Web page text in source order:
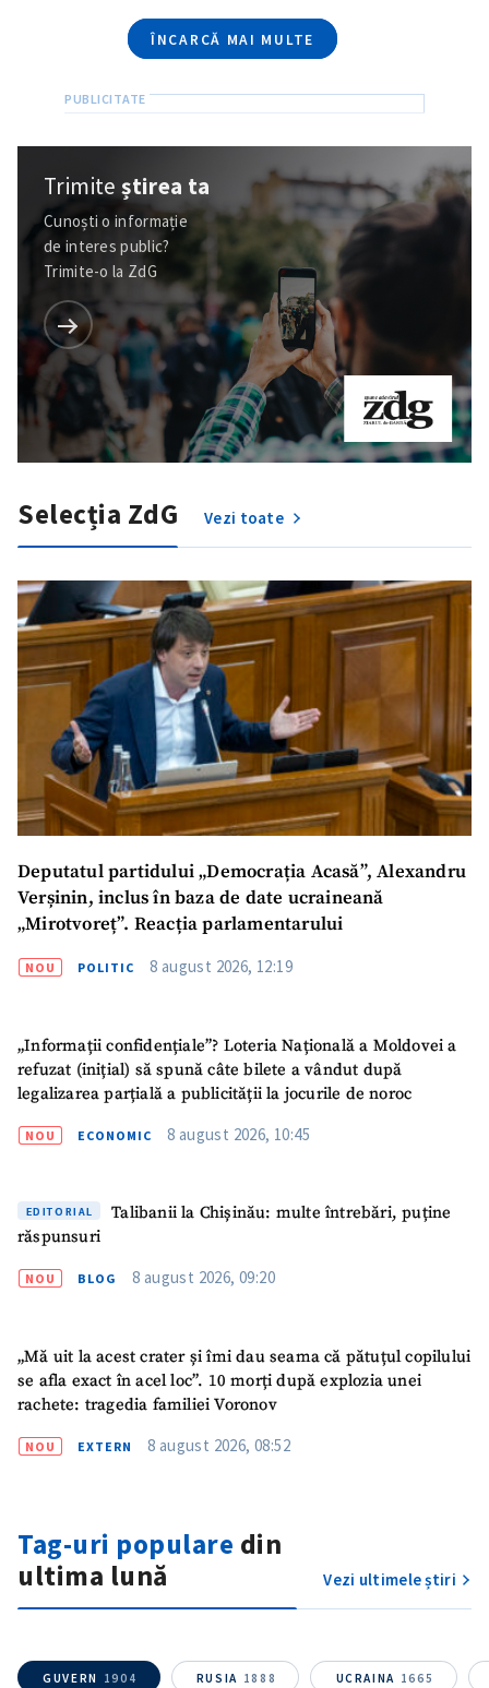
SUSȚINE
ÎNCARCĂ MAI MULTE
Trimiteștirea ta
Cunoști o informație
de interes public?
Trimite-o la ZdG
Selecția ZdG Vezi toate
Deputatul partidului „Democrația Acasă”, Alexandru
Verșinin, inclus în baza de date ucraineană
„Mirotvoreț”. Reacția parlamentarului
NOU POLITIC 8 august 2026, 12:19
„Informații confidențiale”? Loteria Națională a Moldovei a
refuzat (inițial) să spună câte bilete a vândut după
legalizarea parțială a publicității la jocurile de noroc
NOU ECONOMIC 8 august 2026, 10:45
EDITORIAL
Talibanii la Chișinău: multe întrebări, puține
răspunsuri
NOU BLOG 8 august 2026, 09:20
„Mă uit la acest crater și îmi dau seama că pătuțul copilului
se afla exact în acel loc”. 10 morți după explozia unei
rachete: tragedia familiei Voronov
NOU EXTERN 8 august 2026, 08:52
Tag-uri populare din
ultima lună
Vezi ultimele știri
GUVERN 1904 RUSIA 1888 UCRAINA 1665